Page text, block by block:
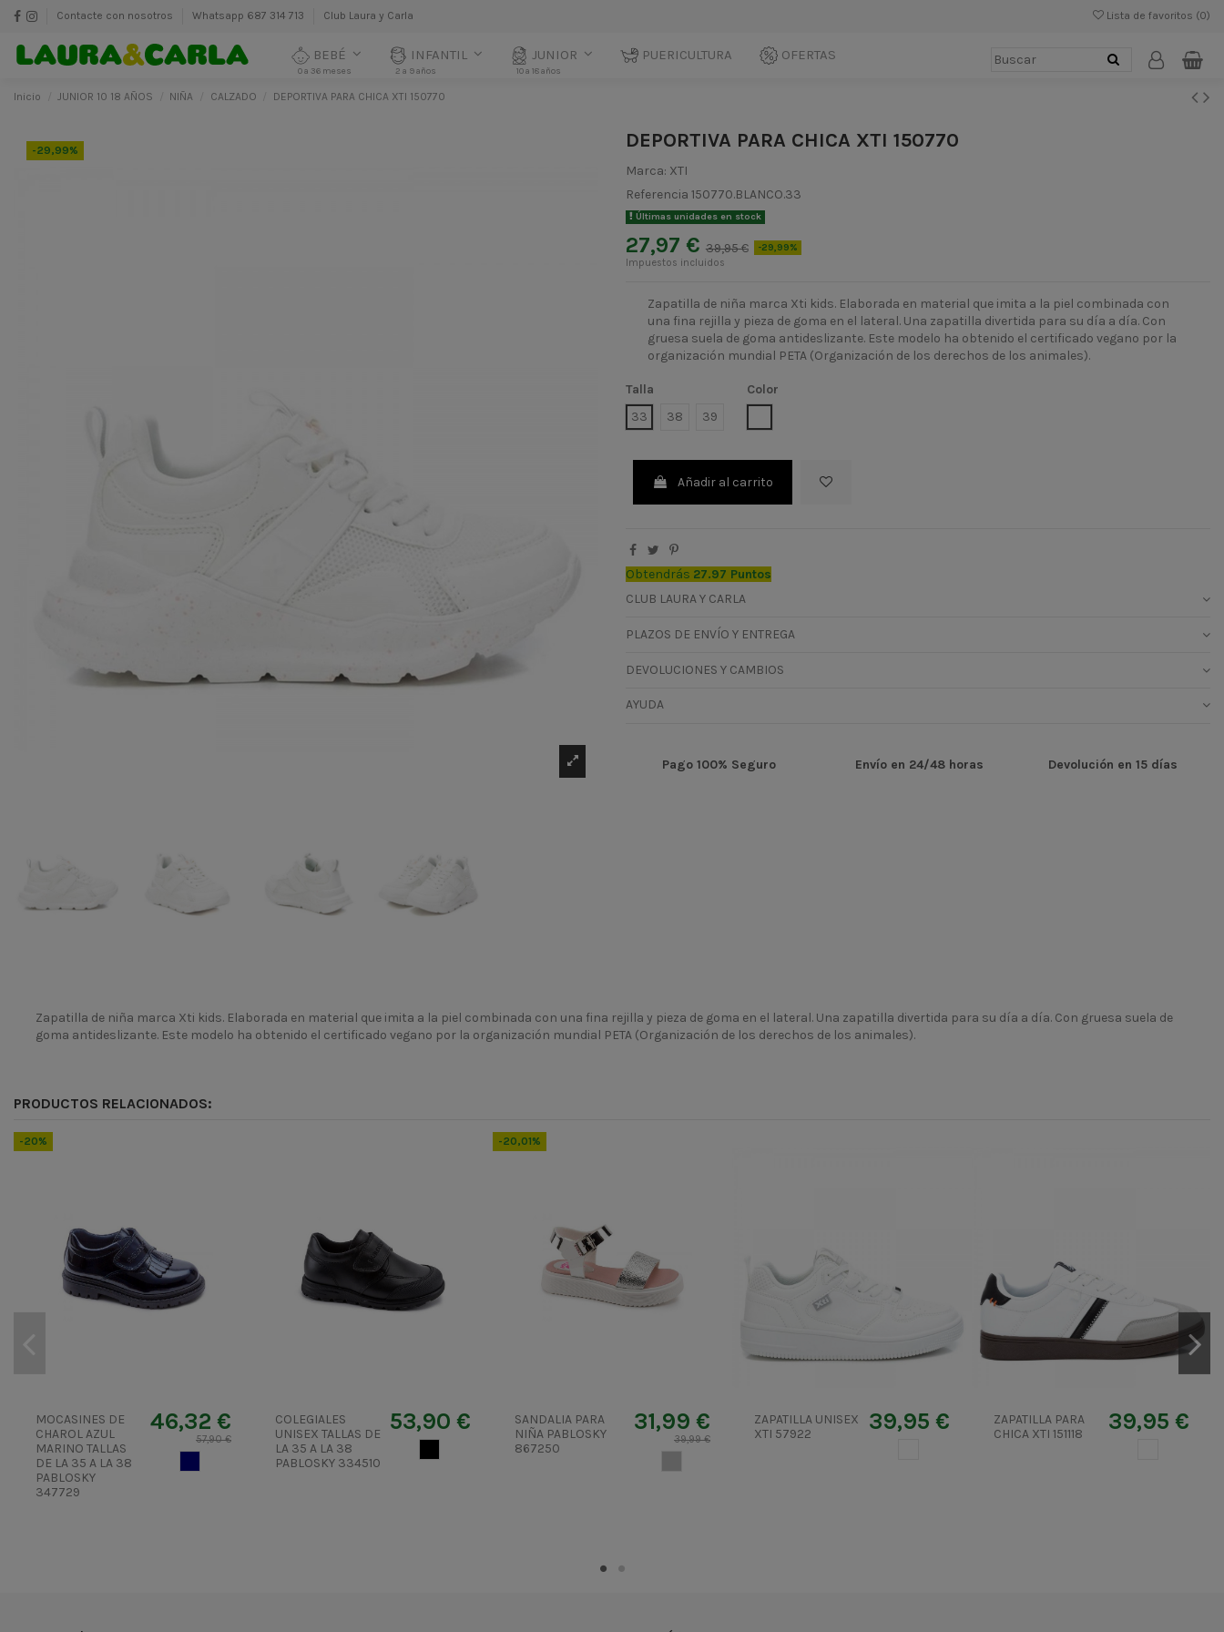
Contacte con nosotros Whatsapp 687 314 713 Club Laura y Carla Lista de favoritos (0)
BEBÉ
0 a 36 meses
INFANTIL
2 a 9 años
JUNIOR
10 a 18 años
PUERICULTURA OFERTAS
Inicio JUNIOR 10 18 AÑOS NIÑA CALZADO DEPORTIVA PARA CHICA XTI 150770
-29,99% DEPORTIVA PARA CHICA XTI 150770
Marca: XTI
Referencia 150770.BLANCO.33
Últimas unidades en stock
27,97 € 39,95 €
-29,99%
Impuestos incluidos
Zapatilla de niña marca Xti kids. Elaborada en material que imita a la piel combinada con
una fina rejilla y pieza de goma en el lateral. Una zapatilla divertida para su día a día. Con
gruesa suela de goma antideslizante. Este modelo ha obtenido el certificado vegano por la
organización mundial PETA (Organización de los derechos de los animales).
Talla
33
38 39
Color
Añadir al carrito
Obtendrás 27.97 Puntos
CLUB LAURA Y CARLA
PLAZOS DE ENVÍO Y ENTREGA
DEVOLUCIONES Y CAMBIOS
AYUDA
Pago 100% Seguro Envío en 24/48 horas Devolución en 15 días
Zapatilla de niña marca Xti kids. Elaborada en material que imita a la piel combinada con una fina rejilla y pieza de goma en el lateral. Una zapatilla divertida para su día a día. Con gruesa suela de
goma antideslizante. Este modelo ha obtenido el certificado vegano por la organización mundial PETA (Organización de los derechos de los animales).
Codigo
ean13
PRODUCTOS RELACIONADOS:
-20%
MOCASINES DE
CHAROL AZUL
MARINO TALLAS
DE LA 35 A LA 38
PABLOSKY
347729
46,32 €
57,90 €
COLEGIALES
UNISEX TALLAS DE
LA 35 A LA 38
PABLOSKY 334510
53,90 €
-20,01%
SANDALIA PARA
NIÑA PABLOSKY
867250
31,99 €
39,99 €
ZAPATILLA UNISEX
XTI 57922
39,95 €
ZAPATILLA PARA
CHICA XTI 151118
39,95 €